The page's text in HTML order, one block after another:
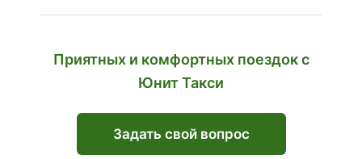
Приятных и комфортных поездок с
Юнит Такси
Задать свой вопрос